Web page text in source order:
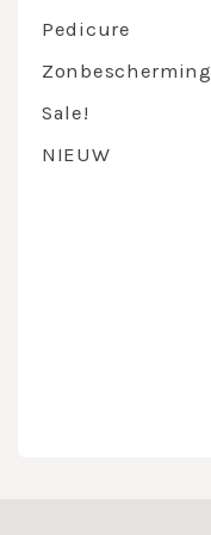
Pedicure
Zonbescherming
Sale!
NIEUW